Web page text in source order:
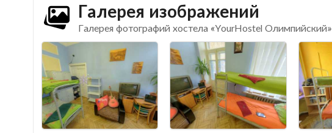
Галерея изображений
Галерея фотографий хостела «YourHostel Олимпийский»